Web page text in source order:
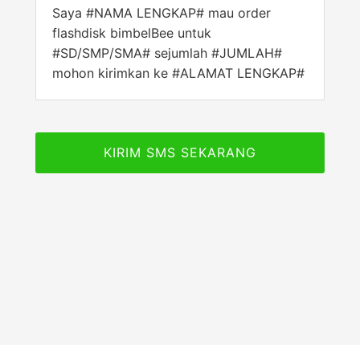
Saya #NAMA LENGKAP# mau order
flashdisk bimbelBee untuk
#SD/SMP/SMA# sejumlah #JUMLAH#
mohon kirimkan ke #ALAMAT LENGKAP#
KIRIM SMS SEKARANG